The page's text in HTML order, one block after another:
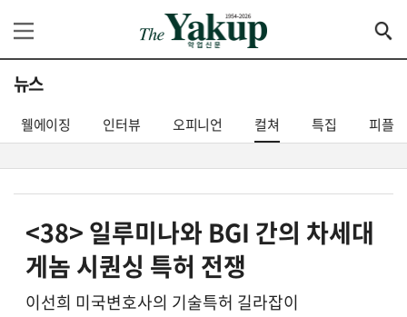
뉴스
웰에이징 인터뷰 오피니언 컬쳐 특집 피플
<38> 일루미나와 BGI 간의 차세대
게놈 시퀀싱 특허 전쟁
이선희 미국변호사의 기술특허 길라잡이